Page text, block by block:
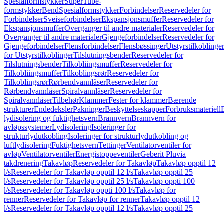
formstykkerBendSpesialformstykkerForbindelserReservedeler for
ForbindelserSveiseforbindelserEkspansjonsmufferReservedeler for
EkspansjonsmufferOverganger til andre materialerReservedeler for
Overganger til andre materialerGjengeforbindelserReservedeler for
GjengeforbindelserFlensforbindelserFlensbøssingerUtstyrstilkoblinger
for UtstyrstilkoblingerTilslutningsbenderReservedeler for
TilslutningsbenderTilkobliingsmufferReservedeler for
TilkobliingsmufferTilkoblingsrørReservedeler for
TilkoblingsrørRørbendvannlåserReservedeler for
RørbendvannlåserSpiralvannlåserReservedeler for
SpiralvannlåserTilbehørKlammerFester for klammerBærende
strukturerEndedekslerPakningerBeskyttelseskapperForbruksmateriell
lydisolering og fuktighetsvernBrannvernBrannvern for
avløpssystemerLydisoleringIsoleringer for
strukturlydutkoblingIsoleringer for strukturlydutkobling og
luftlydisoleringFuktighetsvernTettingerVentilatorventiler for
avløpVentilatorventilerEnergistoppeventilerGeberit Pluvia
takdreneringTakavløpReservedeler for TakavløpTakavløp opptil 12
l/sReservedeler for Takavløp opptil 12 l/sTakavløp opptil 25
l/sReservedeler for Takavløp opptil 25 l/sTakavløp oppti 100
l/sReservedeler for Takavløp oppti 100 l/sTakavløp for
rennerReservedeler for Takavløp for rennerTakavløp opptil 12
l/sReservedeler for Takavløp opptil 12 l/sTakavløp opptil 25